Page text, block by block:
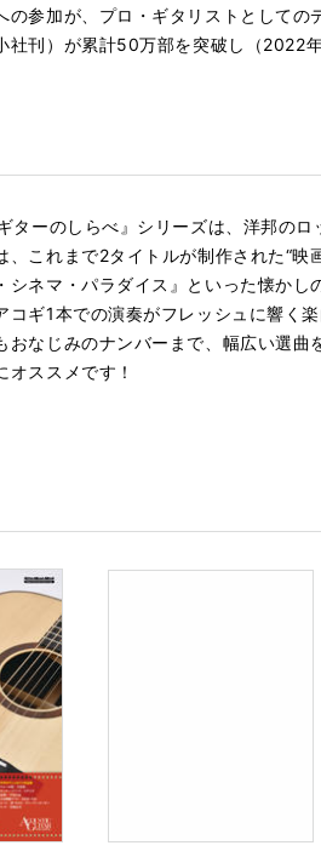
参加が、プロ・ギタリストとして
刊）が累計50万部を突破し（2022
ターのしらべ』シリーズは、洋邦の
これまで2タイトルが制作された“
シネマ・パラダイス』といった懐か
ギ1本での演奏がフレッシュに響く
なじみのナンバーまで、幅広い選
ススメです！